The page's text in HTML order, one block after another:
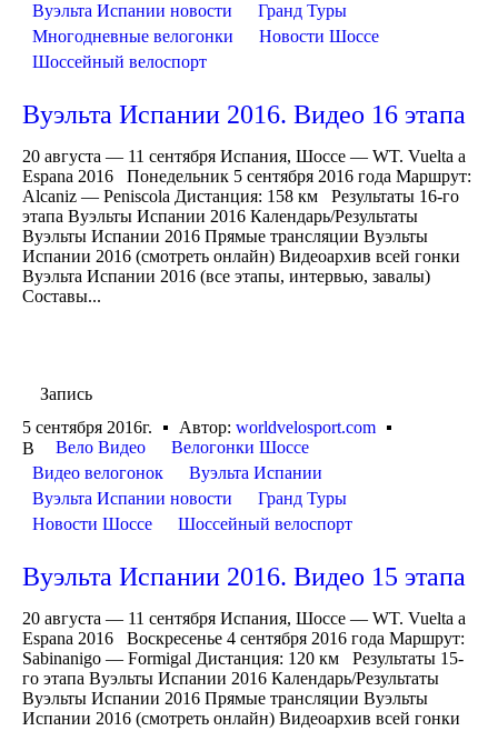
Вуэльта Испании новости
Гранд Туры
Многодневные велогонки
Новости Шоссе
Шоссейный велоспорт
Вуэльта Испании 2016. Видео 16 этапа
20 августа — 11 сентября Испания, Шоссе — WT. Vuelta a
Espana 2016 Понедельник 5 сентября 2016 года Маршрут:
Alcaniz — Peniscola Дистанция: 158 км Результаты 16-го
этапа Вуэльты Испании 2016 Календарь/Результаты
Вуэльты Испании 2016 Прямые трансляции Вуэльты
Испании 2016 (смотреть онлайн) Видеоархив всей гонки
Вуэльта Испании 2016 (все этапы, интервью, завалы)
Составы...
Запись
5 сентября 2016г.
Автор: worldvelosport.com
В
Вело Видео
Велогонки Шоссе
Видео велогонок
Вуэльта Испании
Вуэльта Испании новости
Гранд Туры
Новости Шоссе
Шоссейный велоспорт
Вуэльта Испании 2016. Видео 15 этапа
20 августа — 11 сентября Испания, Шоссе — WT. Vuelta a
Espana 2016 Воскресенье 4 сентября 2016 года Маршрут:
Sabinanigo — Formigal Дистанция: 120 км Результаты 15-
го этапа Вуэльты Испании 2016 Календарь/Результаты
Вуэльты Испании 2016 Прямые трансляции Вуэльты
Испании 2016 (смотреть онлайн) Видеоархив всей гонки